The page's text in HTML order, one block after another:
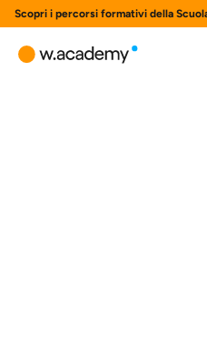
Scopri i percorsi formativi della